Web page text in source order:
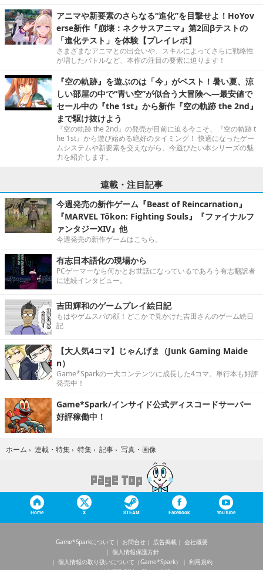
アニマや新要素のさらなる“進化”を目撃せよ！HoYov
erse新作『崩壊：ネクサスアニマ』第2回βテストの
「進化テスト」を体験【プレイレポ】
さまざまなアニマとの出会いや、スキルによってさらに戦略性
が増したバトルなど、本作の注目の要素に迫ります！
『空の軌跡』を遊ぶのは「今」がベスト！暑い夏、涼
しい部屋の中で“青い空”が似合う大冒険へ―最安値で
セール中の『the 1st』から新作『空の軌跡 the 2nd』
まで駆け抜けよう
『空の軌跡 the 2nd』の発売が目前に迫る今こそ、『空の軌跡 t
he 1st』から遊び始める絶好のタイミング！ 快適になったゲー
ムシステムや新要素を交えながら、今遊びたい本シリーズの魅
力を紹介します。
連載・注目記事
今週発売の新作ゲーム『Beast of Reincarnation』
『MARVEL Tōkon: Fighting Souls』『ファイナルフ
ァンタジーXIV』他
今週発売の新作ゲームはこちら。
有志日本語化の現場から
PCゲーマーなら何かとお世話になっているであろう有志翻訳者
に連続インタビュー。
吉田輝和のゲームプレイ絵日記
もはやゲムスパの顔！どこかで見かけた吉田さんのゲーム絵日
記
【大人気4コマ】じゃんげま（Junk Gaming Maide
n）
Game*Sparkの一大コンテンツに成長した4コマ。単行本も好評
発売中！
Game*Spark/インサイド公式ディスコードサーバー
好評稼働中！
ホーム › 連載・特集 › 特集 › 記事 › 写真・画像
Home X STEAM Facebook YouTube
Game*Sparkについて お問合せ 広告掲載
会社概要
個人情報保護方針
個人情報の取り扱いについて（Game*Spark）
利用規約